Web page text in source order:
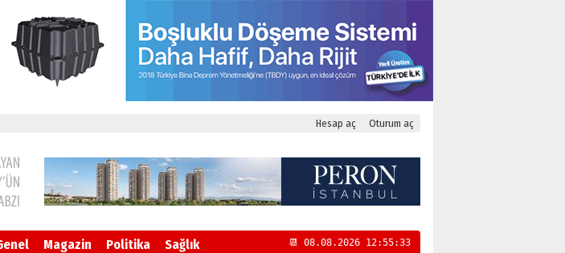
Hesap aç Oturum aç
Magazin Politika Sağlık 📆 08.08.2026 12:55:33